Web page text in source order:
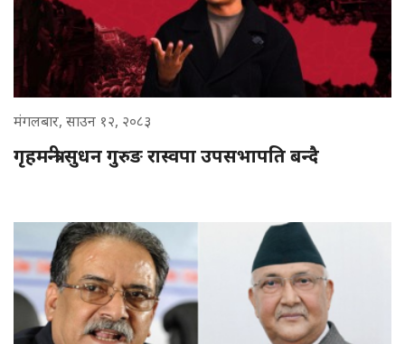
मंगलबार, साउन १२, २०८३
गृहमन्त्री सुधन गुरुङ रास्वपा उपसभापति बन्दै